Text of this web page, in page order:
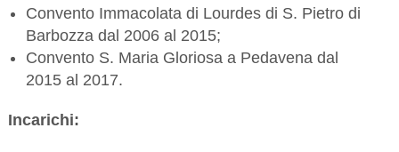
Convento Immacolata di Lourdes di S. Pietro di
Barbozza dal 2006 al 2015;
Convento S. Maria Gloriosa a Pedavena dal
2015 al 2017.
Incarichi: